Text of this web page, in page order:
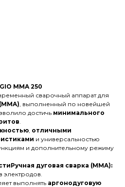
MMA 250
сварочный аппарат для
, выполненный по новейшей
достичь минимального
отличными
и универсальностью
и дополнительному режиму
дуговая сварка (MMA):
электродов.
выполнять аргонодуговую